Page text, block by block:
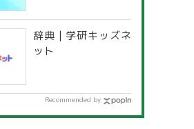
道府県別「夏季休暇
一覧」
辞典 | 学研キッズネ
ット
Recommended by